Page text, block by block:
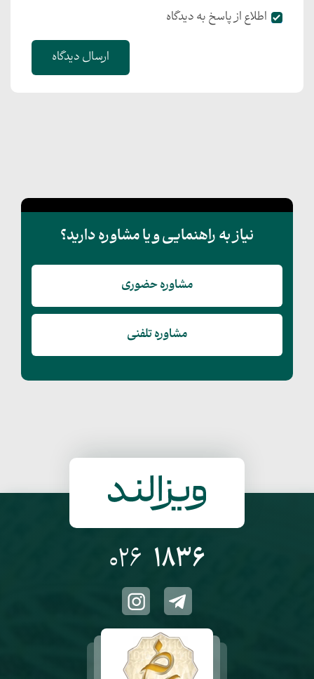
اطلاع از پاسخ به دیدگاه
ارسال دیدگاه
نیاز به راهنمایی و یا مشاوره دارید؟
مشاوره حضوری
مشاوره تلفنی
1836